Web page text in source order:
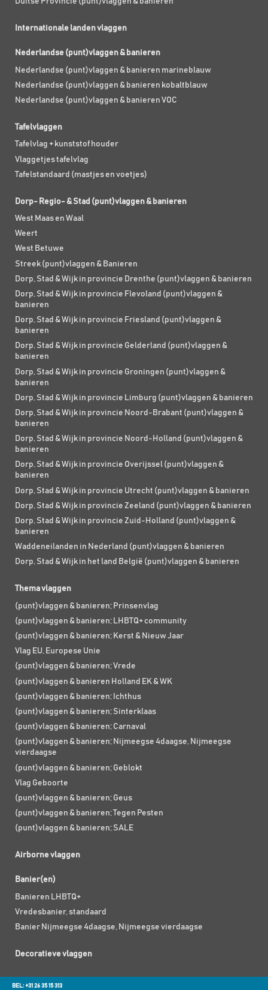
Internationale landen vlaggen
Nederlandse (punt)vlaggen & banieren
Nederlandse (punt)vlaggen & banieren marineblauw
Nederlandse (punt)vlaggen & banieren kobaltblauw
Nederlandse (punt)vlaggen & banieren VOC
Tafelvlaggen
Tafelvlag + kunststof houder
Vlaggetjes tafelvlag
Tafelstandaard (mastjes en voetjes)
Dorp- Regio- & Stad (punt)vlaggen & banieren
West Maas en Waal
Weert
West Betuwe
Streek (punt)vlaggen & Banieren
Dorp, Stad & Wijk in provincie Drenthe (punt)vlaggen & banieren
Dorp, Stad & Wijk in provincie Flevoland (punt)vlaggen &
banieren
Dorp, Stad & Wijk in provincie Friesland (punt)vlaggen &
banieren
Dorp, Stad & Wijk in provincie Gelderland (punt)vlaggen &
banieren
Dorp, Stad & Wijk in provincie Groningen (punt)vlaggen &
banieren
Dorp, Stad & Wijk in provincie Limburg (punt)vlaggen & banieren
Dorp, Stad & Wijk in provincie Noord-Brabant (punt)vlaggen &
banieren
Dorp, Stad & Wijk in provincie Noord-Holland (punt)vlaggen &
banieren
Dorp, Stad & Wijk in provincie Overijssel (punt)vlaggen &
banieren
Dorp, Stad & Wijk in provincie Utrecht (punt)vlaggen & banieren
Dorp, Stad & Wijk in provincie Zeeland (punt)vlaggen & banieren
Dorp, Stad & Wijk in provincie Zuid-Holland (punt)vlaggen &
banieren
Waddeneilanden in Nederland (punt)vlaggen & banieren
Dorp, Stad & Wijk in het land België (punt)vlaggen & banieren
Thema vlaggen
(punt)vlaggen & banieren; Prinsenvlag
(punt)vlaggen & banieren; LHBTQ+ community
(punt)vlaggen & banieren; Kerst & Nieuw Jaar
Vlag EU, Europese Unie
(punt)vlaggen & banieren; Vrede
(punt)vlaggen & banieren Holland EK & WK
(punt)vlaggen & banieren; Ichthus
(punt)vlaggen & banieren; Sinterklaas
(punt)vlaggen & banieren; Carnaval
(punt)vlaggen & banieren; Nijmeegse 4daagse, Nijmeegse
vierdaagse
(punt)vlaggen & banieren; Geblokt
Vlag Geboorte
(punt)vlaggen & banieren; Geus
(punt)vlaggen & banieren; Tegen Pesten
(punt)vlaggen & banieren; SALE
Airborne vlaggen
Banier(en)
Banieren LHBTQ+
Vredesbanier, standaard
Banier Nijmeegse 4daagse, Nijmeegse vierdaagse
Decoratieve vlaggen
BEL: +31 26 35 15 313